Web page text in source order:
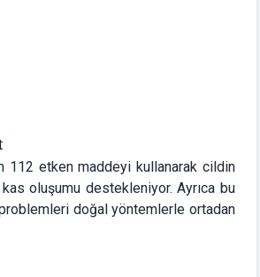
112 etken maddeyi kullanarak cildin
oluşumu destekleniyor. Ayrıca bu
doğal yöntemlerle ortadan